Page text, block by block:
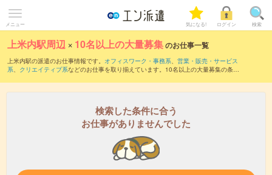
メニュー 気になる! ログイン 検索
上米内駅周辺 × 10名以上の大量募集のお仕事一覧
上米内駅の派遣のお仕事情報です。 オフィスワーク・事務系、 営業・販売・サービス
系、 クリエイティブ系などのお仕事を取り揃えています。10名以上の大量募集の条件
検索した条件に合う
お仕事がありませんでした